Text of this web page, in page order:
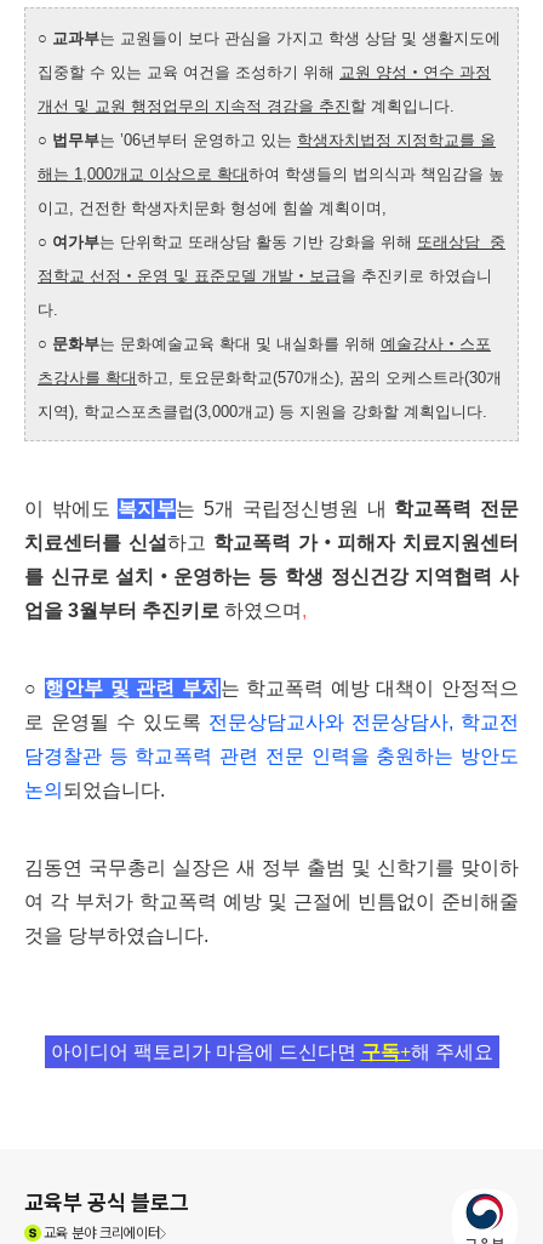
○ 교과부는 교원들이 보다 관심을 가지고 학생 상담 및 생활지도에
집중할 수 있는 교육 여건을 조성하기 위해 교원 양성‧연수 과정
개선 및 교원 행정업무의 지속적 경감을 추진 할 계획입니다.
○ 법무부는 ’06년부터 운영하고 있는 학생자치법정 지정학교를 올
해는 1,000개교 이상으로 확대하여 학생들의 법의식과 책임감을 높
이고, 건전한 학생자치문화 형성에 힘쓸 계획이며,
○ 여가부는 단위학교 또래상담 활동 기반 강화을 위해 또래상담 중
점학교 선정‧운영 및 표준모델 개발‧보급을 추진키로 하였습니
다.
○ 문화부는 문화예술교육 확대 및 내실화를 위해 예술강사‧스포
츠강사를 확대하고, 토요문화학교(570개소), 꿈의 오케스트라(30개
지역), 학교스포츠클럽(3,000개교) 등 지원을 강화할 계획입니다.
이 밖에도 복지부는 5개 국립정신병원 내 학교폭력 전문
치료센터를 신설하고 학교폭력 가‧피해자 치료지원센터
를 신규로 설치‧운영하는 등 학생 정신건강 지역협력 사
업을 3월부터 추진키로 하였으며 ,
○ 행안부 및 관련 부처 는 학교폭력 예방 대책이 안정적으
로 운영될 수 있도록 전문상담교사와 전문상담사, 학교전
담경찰관 등 학교폭력 관련 전문 인력을 충원하는 방안도
논의 되었습니다.
김동연 국무총리 실장은 새 정부 출범 및 신학기를 맞이하
여 각 부처가 학교폭력 예방 및 근절에
빈틈없이 준비해줄
것을 당부하였습니다.
아이디어 팩토리가 마음에 드신다면 구독+해 주세요
교육부 공식 블로그
교육분야 크리에이터